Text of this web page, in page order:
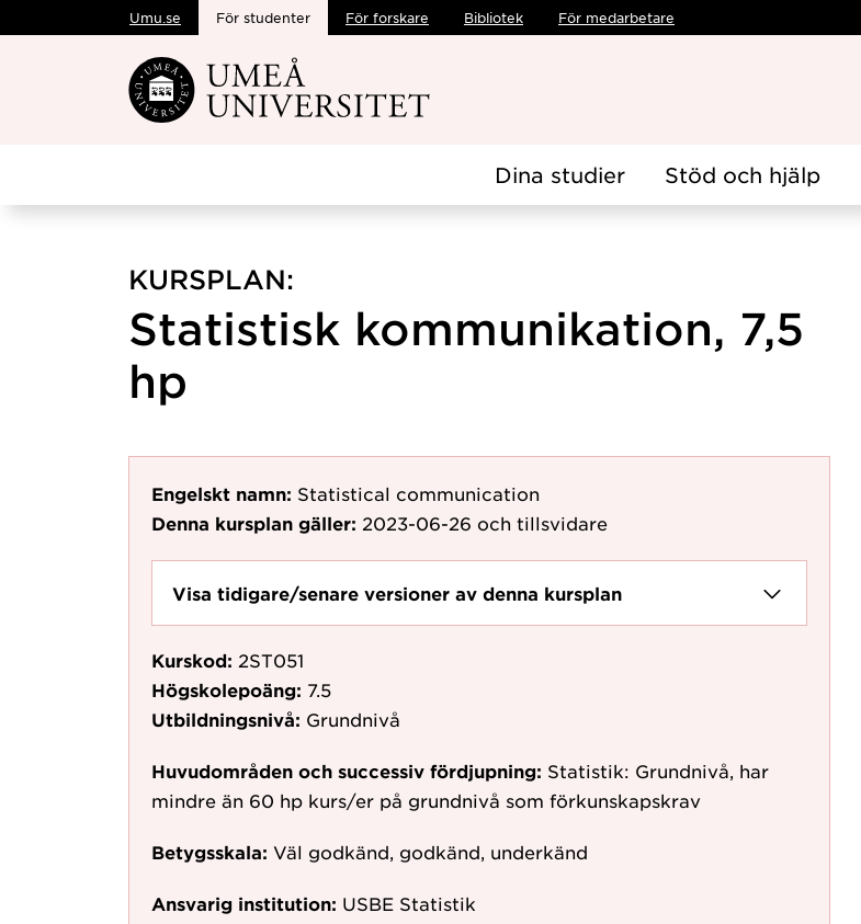
Hoppa direkt till innehållet
Umu.se För studenter För forskare Bibliotek För medarbetare
Dina studier Stöd och hjälp
KURSPLAN:
Statistisk kommunikation, 7,5
hp
Engelskt namn: Statistical communication
Denna kursplan gäller: 2023-06-26 och tillsvidare
Visa tidigare/senare versioner av denna kursplan
Kurskod: 2ST051
Högskolepoäng: 7.5
Utbildningsnivå: Grundnivå
Huvudområden och successiv fördjupning: Statistik: Grundnivå, har
mindre än 60 hp kurs/er på grundnivå som förkunskapskrav
Betygsskala: Väl godkänd, godkänd, underkänd
Ansvarig institution: USBE Statistik